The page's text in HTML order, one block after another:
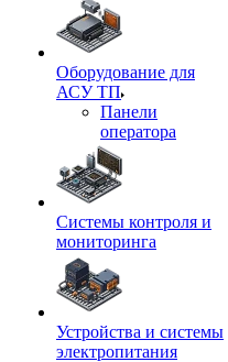
Оборудование для
АСУ ТП
Панели
оператора
Системы контроля и
мониторинга
Устройства и системы
электропитания